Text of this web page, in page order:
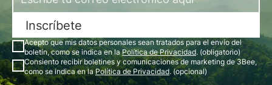
Inscríbete
Acepto que mis datos personales sean tratados para el envío del
boletín, como se indica en laPolítica de Privacidad. (obligatorio)
Consiento recibir boletines y comunicaciones de marketing de 3Bee,
como se indica en laPolítica de Privacidad. (opcional)